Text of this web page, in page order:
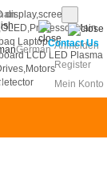
Anmelden
Register
Mein Konto
German
Contact Us